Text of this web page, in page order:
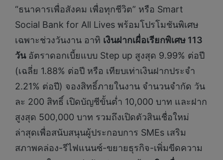
“ธนาคารเพื่อสังคม เพื่อทุกชีวิต” หรือ Smart
Social Bank for All Lives พร้อมโปรโมชันพิเศษ
เฉพาะช่วงวันงาน อาทิ เงินฝากเผื่อเรียกพิเศษ 113
วันอัตราดอกเบี้ยแบบ Step up สูงสุด 9.99% ต่อปี
(เฉลี่ย 1.88% ต่อปี หรือ เทียบเท่าเงินฝากประจำ
2.21% ต่อปี) จองสิทธิ์ภายในงาน จำนวนจำกัด วัน
ละ 200 สิทธิ์ เปิดบัญชีขั้นต่ำ 10,000 บาท และฝาก
สูงสุด 500,000 บาท รวมถึงเปิดตัวสินเชื่อใหม่
ล่าสุดเพื่อสนับสนุนผู้ประกอบการ SMEs เสริม
สภาพคล่อง-รีไฟแนนซ์-ขยายธุรกิจ-เพิ่มขีดความ